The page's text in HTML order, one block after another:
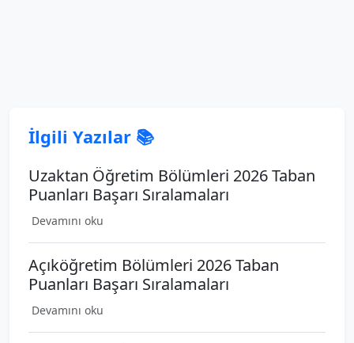
İlgili Yazılar 📚
Uzaktan Öğretim Bölümleri 2026 Taban
Puanları Başarı Sıralamaları
Devamını oku
Açıköğretim Bölümleri 2026 Taban
Puanları Başarı Sıralamaları
Devamını oku